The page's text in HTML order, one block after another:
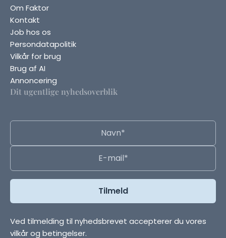
Om Faktor
Kontakt
Job hos os
Persondatapolitik
Vilkår for brug
Brug af AI
Annoncering
Dit ugentlige nyhedsoverblik
Ved tilmelding til nyhedsbrevet accepterer du vores
vilkår og betingelser.